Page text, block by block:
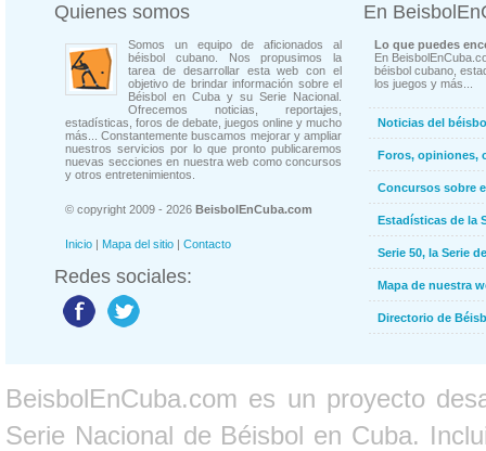
Quienes somos
Somos un equipo de aficionados al
béisbol cubano. Nos propusimos la
tarea de desarrollar esta web con el
objetivo de brindar información sobre el
Béisbol en Cuba y su Serie Nacional.
Ofrecemos noticias, reportajes,
estadísticas, foros de debate, juegos online y mucho
más... Constantemente buscamos mejorar y ampliar
nuestros servicios por lo que pronto publicaremos
nuevas secciones en nuestra web como concursos
y otros entretenimientos.
© copyright 2009 - 2026 BeisbolEnCuba.com
Inicio | Mapa del sitio | Contacto
Redes sociales:
En
Lo que puedes
En
béisbol cubano,
los juegos y más...
Noticias del
Foros, opiniones,
Concursos sobre
Estadísticas de la
Serie 50, la Serie
Mapa de nuestra
Directorio de
BeisbolEnCuba.com es un proyecto
Serie Nacional de Béisbol en Cuba.